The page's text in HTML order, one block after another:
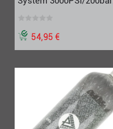
54,95 €